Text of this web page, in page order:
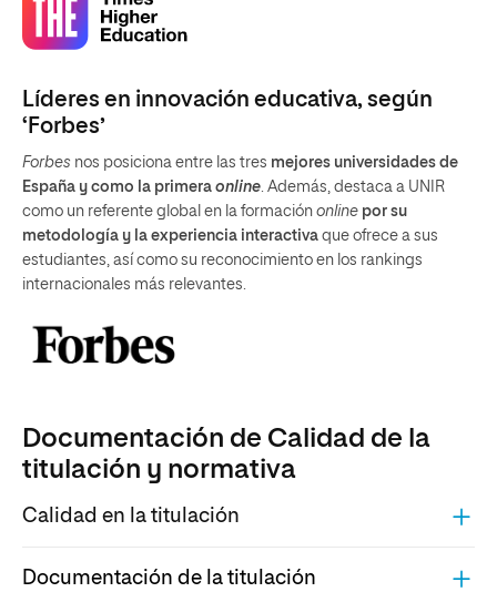
Líderes en innovación educativa, según
‘Forbes’
Forbes nos posiciona entre las tres mejores universidades de
España y como la primera online. Además, destaca a UNIR
como un referente global en la formación online por su
metodología y la experiencia interactiva que ofrece a sus
estudiantes, así como su reconocimiento en los rankings
internacionales más relevantes.
Documentación de Calidad de la
titulación y normativa
Calidad en la titulación
Documentación de la titulación